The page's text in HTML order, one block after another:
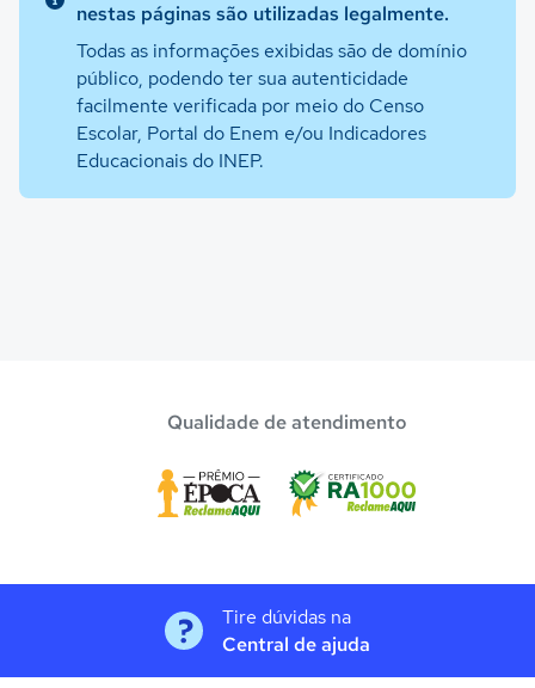
nestas páginas são utilizadas legalmente.
Todas as informações exibidas são de domínio
público, podendo ter sua autenticidade
facilmente verificada por meio do Censo
Escolar, Portal do Enem e/ou Indicadores
Educacionais do INEP.
Qualidade de atendimento
Tire dúvidas na
Central de ajuda